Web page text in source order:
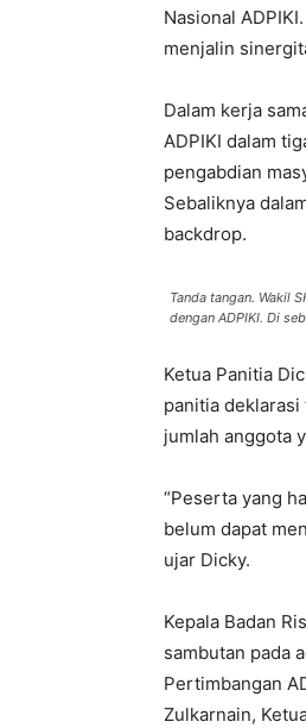
Nasional
menjalin
Dalam kerja
ADPIKI dalam
pengabdian
Sebaliknya
backdrop.
Tanda tangan. Wakil
dengan ADPIKI. Di
Ketua Panitia
panitia deklarasi
jumlah anggota
“Peserta yang
belum dapat
ujar Dicky.
Kepala Badan
sambutan pada
Pertimbangan
Zulkarnain,